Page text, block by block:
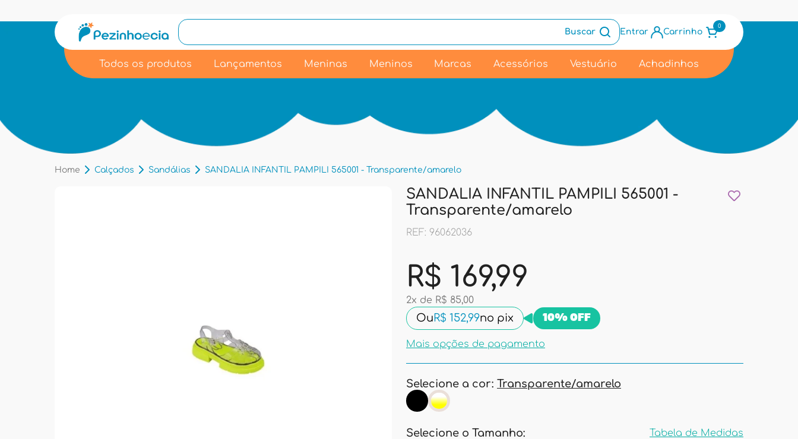
Buscar Entrar Carrinho
0
Todos os produtos Lançamentos Meninas Meninos Marcas Acessórios Vestuário Achadinhos
Home Calçados Sandálias SANDALIA INFANTIL PAMPILI 565001 - Transparente/amarelo
SANDALIA INFANTIL PAMPILI 565001 -
Transparente/amarelo
REF: 96062036
R$ 169,99
2x de R$ 85,00
Ou R$ 152,99no pix 10% OFF
Mais opções de pagamento
Selecione a cor: Transparente/amarelo
Selecione o Tamanho: Tabela de Medidas